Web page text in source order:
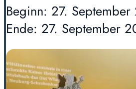
Beginn: 27.
Ende: 27. September